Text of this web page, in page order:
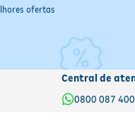
o que fazer?
ainda falta bastante tempo
do horário da próxima
duas doses ao mesmo
ofertas
Central de
0800 087